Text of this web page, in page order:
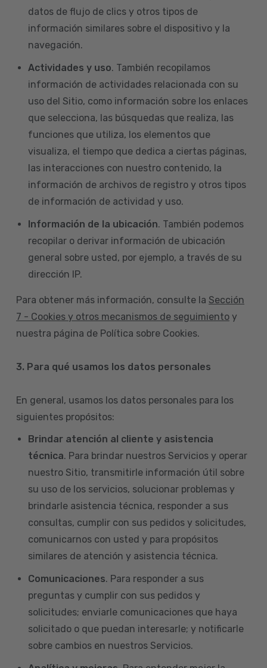
datos de flujo de clics y otros tipos de
información similares sobre el dispositivo y la
navegación.
Actividades y uso. También recopilamos
información de actividades relacionada con su
uso del Sitio, como información sobre los enlaces
que selecciona, las búsquedas que realiza, las
funciones que utiliza, los elementos que
visualiza, el tiempo que dedica a ciertas páginas,
las interacciones con nuestro contenido, la
información de archivos de registro y otros tipos
de información de actividad y uso.
Información de la ubicación. También podemos
recopilar o derivar información de ubicación
general sobre usted, por ejemplo, a través de su
dirección IP.
Para obtener más información, consulte la Sección
7 - Cookies y otros mecanismos de seguimiento y
nuestra página de Política sobre Cookies.
3. Para qué usamos los datos personales
En general, usamos los datos personales para los
siguientes propósitos:
Brindar atención al cliente y asistencia
técnica. Para brindar nuestros Servicios y operar
nuestro Sitio, transmitirle información útil sobre
su uso de los servicios, solucionar problemas y
brindarle asistencia técnica, responder a sus
consultas, cumplir con sus pedidos y solicitudes,
comunicarnos con usted y para propósitos
similares de atención y asistencia técnica.
Comunicaciones. Para responder a sus
preguntas y cumplir con sus pedidos y
solicitudes; enviarle comunicaciones que haya
solicitado o que puedan interesarle; y notificarle
sobre cambios en nuestros Servicios.